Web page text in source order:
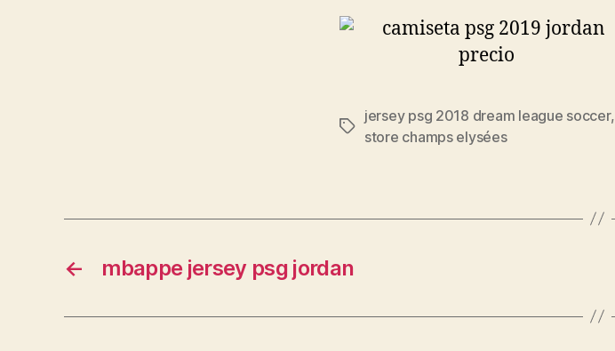
Etiquetas
jersey psg 2018 dream league soccer,
store champs elysées
← mbappe jersey psg jordan